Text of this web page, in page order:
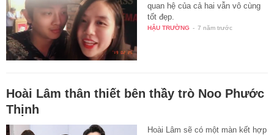
quan hệ của cả hai vẫn vô cùng
tốt đẹp.
HẬU TRƯỜNG - 7 năm trước
Hoài Lâm thân thiết bên thầy trò Noo Phước
Thịnh
Hoài Lâm sẽ có một màn kết hợp